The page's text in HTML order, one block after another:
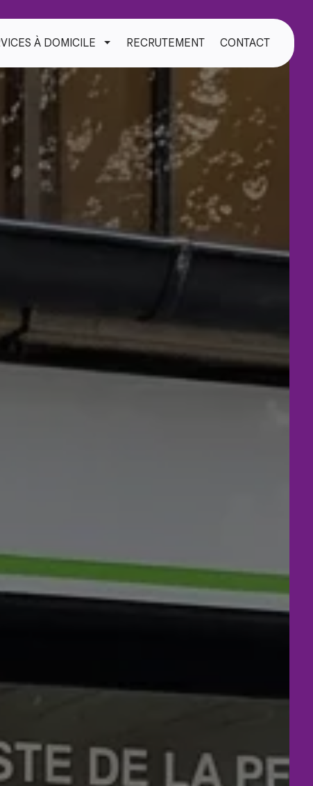
À DOMICILE
TOGGLE
RECRUTEMENT CONTACT